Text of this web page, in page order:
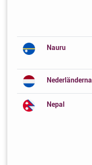
Nauru
Nederländerna
Nepal